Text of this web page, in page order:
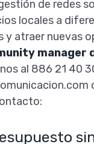
de redes
locales a
y atraer nuevas
manager
al 886 21 40